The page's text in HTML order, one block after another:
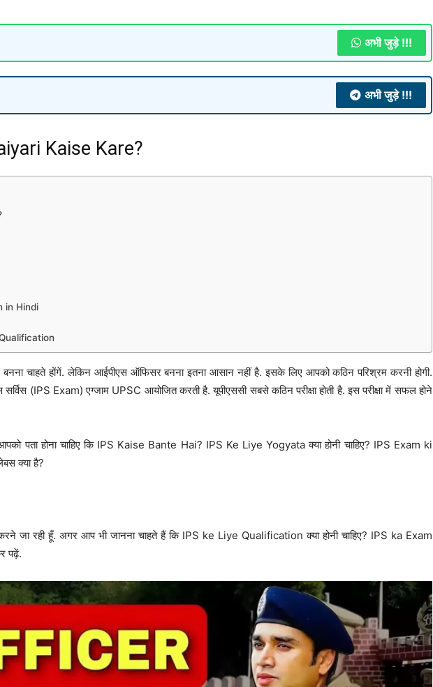
अभी जुड़े !!!
अभी जुड़े !!!
Kaise Kare?
in Hindi
चाहते होंगें. लेकिन आईपीएस ऑफिसर बनना इतना आसान नहीं है. इसके लिए आपको कठिन परिश्रम करनी होगी.
(IPS Exam) एग्जाम UPSC आयोजित करती है. यूपीएससी सबसे कठिन परीक्षा होती है. इस परीक्षा में सफल होने
पता होना चाहिए कि IPS Kaise Bante Hai? IPS Ke Liye Yogyata क्या होनी चाहिए? IPS Exam ki
क्या है?
रही हूँ. अगर आप भी जानना चाहते हैं कि IPS ke Liye Qualification क्या होनी चाहिए? IPS ka Exam
पढ़ें.